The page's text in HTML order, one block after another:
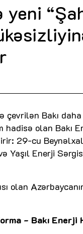
çevrilən Bakı
olan Bakı
29-cu
Yaşıl Enerji
olan
- Bakı Enerji